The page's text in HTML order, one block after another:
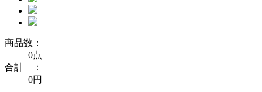
商品数：
0点
合計 ：
0円